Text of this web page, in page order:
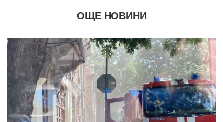
ОЩЕ НОВИНИ